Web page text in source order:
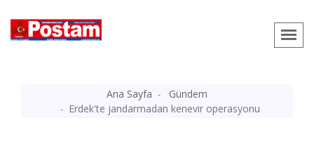
Ana Sayfa
Gündem
Erdek'te jandarmadan kenevir operasyonu